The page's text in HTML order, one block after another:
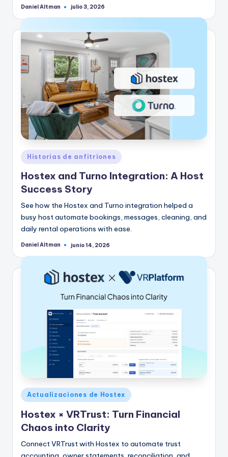
Publicado
Daniel Altman julio 3, 2026
Publicado
en
Historias de anfitriones
Hostex and Turno Integration: A Host
Success Story
See how the Hostex and Turno integration helped a
busy host automate bookings, messages, cleaning, and
daily rental operations with ease.
Publicado
Daniel Altman junio 14, 2026
Publicado
en
Actualizaciones de Hostex
Hostex × VRTrust: Turn Financial
Chaos into Clarity
Connect VRTrust with Hostex to automate trust